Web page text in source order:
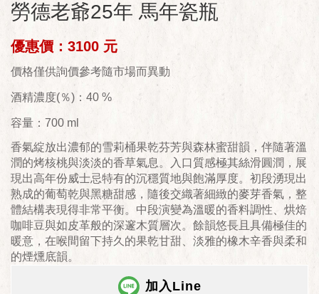
勞德老爺25年 馬年瓷瓶
優惠價：3100 元
價格僅供詢價參考隨市場而異動
酒精濃度(％)：40 %
容量：700 ml
香氣綻放出濃郁的雪莉桶果乾芬芳與森林蜜甜韻，伴隨著溫
潤的烤核桃與淡淡的香草氣息。入口質感極其絲滑圓潤，展
現出高年份威士忌特有的沉穩質地與飽滿厚度。初段湧現出
熟成的葡萄乾與黑糖甜感，隨後交織著細緻的麥芽香氣，整
體結構表現得非常平衡。中段演變為溫暖的香料調性、烘焙
咖啡豆與如皮革般的深邃木質層次。餘韻悠長且具備極佳的
暖意，在喉間留下持久的果乾甘甜、淡雅的橡木辛香與柔和
的煙燻底韻。
加入Line